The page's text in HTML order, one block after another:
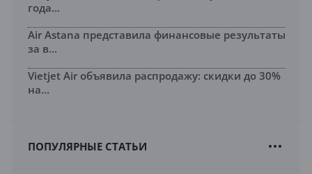
года...
Air Astana представила финансовые результаты
за в...
Vietjet Air объявила распродажу: скидки до 30%
на...
ПОПУЛЯРНЫЕ СТАТЬИ